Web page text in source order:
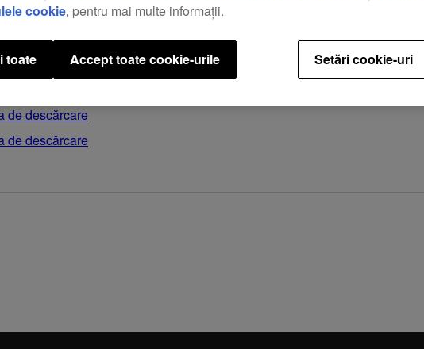
PRO 3.
de descărcare
de descărcare
cookie, pentru mai multe informații.
Setări cookie-uri
toate Accept toate cookie-urile